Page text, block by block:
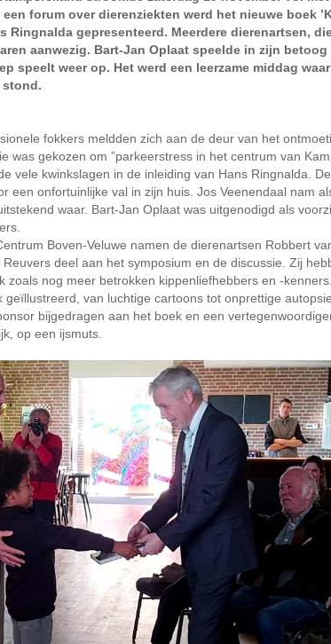
forum over dierenziekten werd het nieuwe boek
Ringnalda gepresenteerd. Meerdere dierenartsen,
aanwezig. Bart-Jan Oplaat speelde in zijn betoog
speelt weer op. Het werd een leerzame middag
stond.
fokkers meldden zich aan de deur van het
was gekozen om ”parkeerstress in het centrum van
vele kwinkslagen in de inleiding van Hans Ringnalda.
een onfortuinlijke val in zijn huis. Jos Veenendaal nam
waar. Bart-Jan Oplaat was uitgenodigd als
Boven-Veluwe namen de dierenartsen Robbert
deel aan het symposium en de discussie. Zij
zoals nog meer betrokken kippenliefhebbers en -
van luchtige cartoons tot onprettige
bijgedragen aan het boek en een
op een ijsmuts.